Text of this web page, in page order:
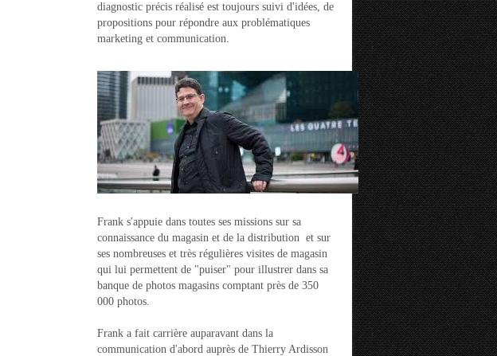
diagnostic précis réalisé est toujours suivi d'idées, de
propositions pour répondre aux problématiques
marketing et communication.
Frank s'appuie dans toutes ses missions sur sa
connaissance du magasin et de la distribution et sur
ses nombreuses et très régulières visites de magasin
qui lui permettent de "puiser" pour illustrer dans sa
banque de photos magasins comptant près de 350
000 photos.
Frank a fait carrière auparavant dans la
communication d'abord auprès de Thierry Ardisson